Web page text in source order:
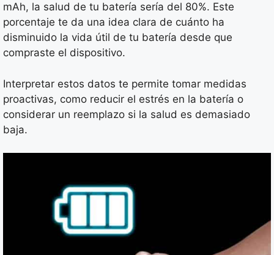
mAh, la salud de tu batería sería del 80%. Este
porcentaje te da una idea clara de cuánto ha
disminuido la vida útil de tu batería desde que
compraste el dispositivo.
Interpretar estos datos te permite tomar medidas
proactivas, como reducir el estrés en la batería o
considerar un reemplazo si la salud es demasiado
baja.